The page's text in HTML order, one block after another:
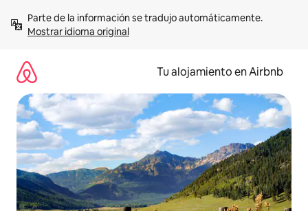
contenidoMostrar idioma original
Tu alojamiento en Airbnb